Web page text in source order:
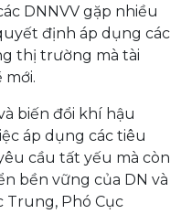
DNNVV gặp nhiều
định áp dụng các
thị trường mà tài
biến đổi khí hậu
áp dụng các tiêu
cầu tất yếu mà còn
bền vững của DN và
Trung, Phó Cục